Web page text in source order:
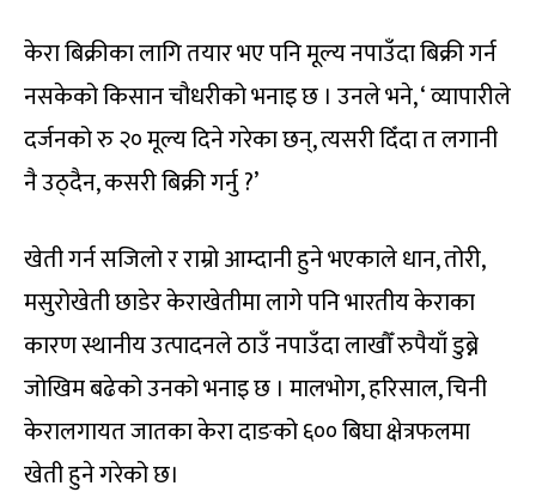
केरा बिक्रीका लागि तयार भए पनि मूल्य नपाउँदा बिक्री गर्न
नसकेको किसान चौधरीको भनाइ छ । उनले भने, ‘ व्यापारीले
दर्जनको रु २० मूल्य दिने गरेका छन्, त्यसरी दिँदा त लगानी
नै उठ्दैन, कसरी बिक्री गर्नु ?’
खेती गर्न सजिलो र राम्रो आम्दानी हुने भएकाले धान, तोरी,
मसुरोखेती छाडेर केराखेतीमा लागे पनि भारतीय केराका
कारण स्थानीय उत्पादनले ठाउँ नपाउँदा लाखौँ रुपैयाँ डुब्ने
जोखिम बढेको उनको भनाइ छ । मालभोग, हरिसाल, चिनी
केरालगायत जातका केरा दाङको ६०० बिघा क्षेत्रफलमा
खेती हुने गरेको छ।